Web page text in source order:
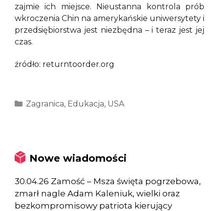
zajmie ich miejsce. Nieustanna kontrola prób
wkroczenia Chin na amerykańskie uniwersytety i
przedsiębiorstwa jest niezbędna – i teraz jest jej
czas.
źródło: returntoorder.org
Kategorie
Zagranica, Edukacja, USA
Nowe wiadomości
30.04.26 Zamość – Msza święta pogrzebowa,
zmarł nagle Adam Kaleniuk, wielki oraz
bezkompromisowy patriota kierujący